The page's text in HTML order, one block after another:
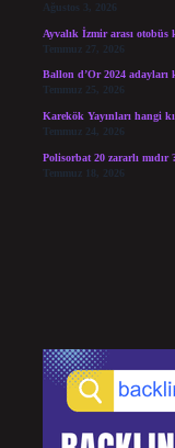
Ağustos 3, 2026
Ayvalık İzmir arası otobüs
Temmuz 27, 2026
Ballon d’Or 2024 adayları
Temmuz 25, 2026
Karekök Yayınları hangi
Temmuz 24, 2026
Polisorbat 20 zararlı mıdır
Temmuz 18, 2026